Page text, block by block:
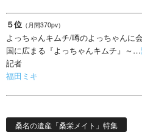
５位 （月間370pv）
よっちゃんキムチ/噂のよっちゃんに
国に広まる『よっちゃんキムチ』～…
記者
福田ミキ
桑名の遺産「桑栄メイト」特集